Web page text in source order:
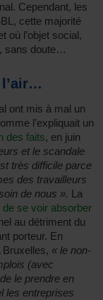
Cependant, les
cette majorité
où l’objet social,
sans doute…
ont mis à mal un
l’expliquait un
des faits, en juin
et le scandale
très difficile parce
des travailleurs
de nous ». La
de se voir absorber
au détriment du
porteur. En
Bruxelles, « le non-
(avec
le prendre en
les entreprises